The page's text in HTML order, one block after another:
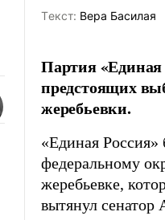
Tекст: Вера Басилая
Партия «Единая
предстоящих
жеребьевки.
«Единая Россия»
федеральному
жеребьевке,
вытянул сенатор